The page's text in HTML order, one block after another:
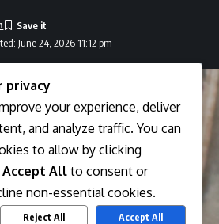
June 24, 2026 11:12 pm
privacy
your experience, deliver
and analyze traffic. You can
to allow by clicking
Accept All to consent or
non-essential cookies.
Reject All Accept All